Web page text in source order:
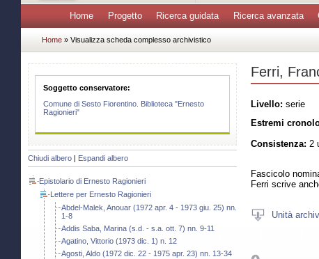
Home Progetto Ricerca guidata Ricerca avanzata
Home » Visualizza scheda complesso archivistico
Soggetto conservatore:
Comune di Sesto Fiorentino. Biblioteca "Ernesto
Ragionieri"
Chiudi albero Espandi albero
Epistolario di Ernesto Ragionieri
Lettere per Ernesto Ragionieri
Abdel-Malek, Anouar (1972 apr. 4 - 1973 giu. 25) nn.
1-8
Addis Saba, Marina (s.d. - s.a. ott. 7) nn. 9-11
Agatino, Vittorio (1973 dic. 1) n. 12
Agosti, Aldo (1972 dic. 22 - 1975 apr. 23) nn. 13-34
Ferri,
Livello: serie
Estremi
Consistenza: 2
Fascicolo
Ferri scrive
Unità